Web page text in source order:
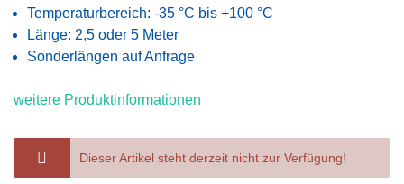
Temperaturbereich: -35 °C bis +100 °C
Länge: 2,5 oder 5 Meter
Sonderlängen auf Anfrage
weitere Produktinformationen
Dieser Artikel steht derzeit nicht zur Verfügung!